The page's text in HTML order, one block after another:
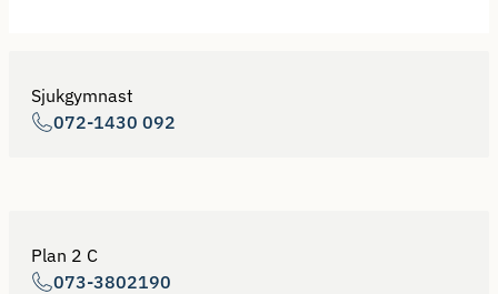
Sjukgymnast
072-1430 092
Plan 2 C
073-3802190